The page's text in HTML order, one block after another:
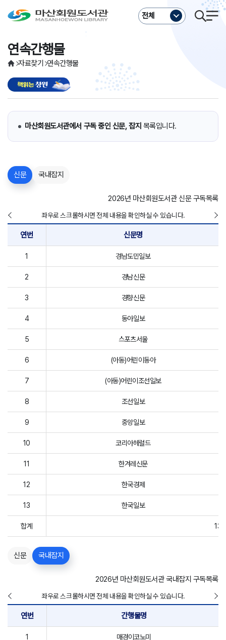
전체
자료찾기 연속간행물
연속간행물
마산회원도서관에서 구독 중인 신문, 잡지 목록입니다.
신문 국내잡지
2026년 마산회원도서관 신문 구독목록
좌우로 스크롤하시면 전체 내용을 확인하실 수 있습니다.
연번 신문명
1 경남도민일보
2 경남신문
3 경향신문
4 동아일보
5 스포츠서울
6 (아동)어린이동아
7 (아동)어린이조선일보
8 조선일보
9 중앙일보
10 코리아헤럴드
11 한겨레신문
12 한국경제
13 한국일보
합계 13
신문 국내잡지
2026년 마산회원도서관 국내잡지 구독목록
좌우로 스크롤하시면 전체 내용을 확인하실 수 있습니다.
연번 간행물명
1 매경이코노미